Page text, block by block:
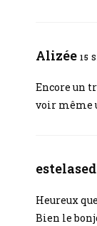
Alizée 15
Encore un
voir même
Heureux
Bien le